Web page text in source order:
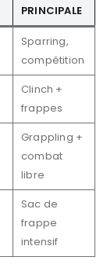
PRINCIPALE
Sparring,
compétition
Clinch +
frappes
Grappling +
combat
libre
Sac de
frappe
intensif